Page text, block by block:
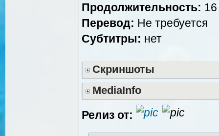
Продолжительность:
Перевод: Не требуется
Субтитры: нет
Скриншоты
MediaInfo
Релиз от: